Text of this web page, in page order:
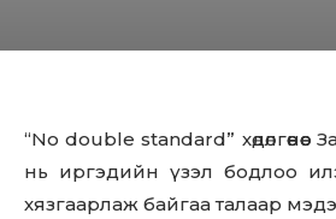
“No double standard”
нь иргэдийн үзэл бодлоо
хязгаарлаж байгаа талаар